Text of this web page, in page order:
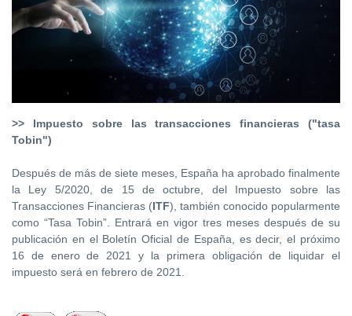
>> Impuesto sobre las transacciones financieras ("tasa
Tobin")
Después de más de siete meses, España ha aprobado finalmente
la Ley 5/2020, de 15 de octubre, del Impuesto sobre las
Transacciones Financieras (ITF), también conocido popularmente
como “Tasa Tobin”. Entrará en vigor tres meses después de su
publicación en el Boletín Oficial de España, es decir, el próximo
16 de enero de 2021 y la primera obligación de liquidar el
impuesto será en febrero de 2021.